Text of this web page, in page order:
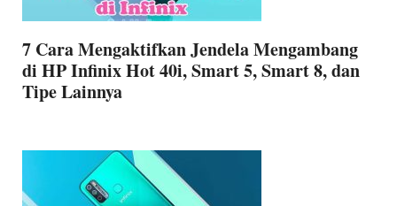
7 Cara Mengaktifkan Jendela Mengambang
di HP Infinix Hot 40i, Smart 5, Smart 8, dan
Tipe Lainnya